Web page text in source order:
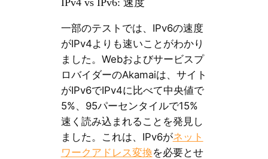
IPv4 vs IPv6: 速度
一部のテストでは、IPv6の速度
がIPv4よりも速いことがわかり
ました。Webおよびサービスプ
ロバイダーのAkamaiは、サイト
がIPv6でIPv4に比べて中央値で
5%、95パーセンタイルで15%
速く読み込まれることを発見し
ました。これは、IPv6がネット
ワークアドレス変換を必要とせ